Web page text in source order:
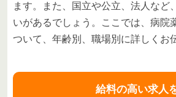
ます。また、国立や公立、法人など
いがあるでしょう。ここでは、病院
ついて、年齢別、職場別に詳しくお
給料の高い求人